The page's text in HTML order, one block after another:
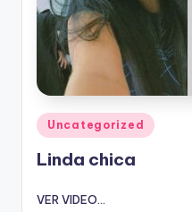
Publicado
en
Uncategorized
Linda chica
VER VIDEO...